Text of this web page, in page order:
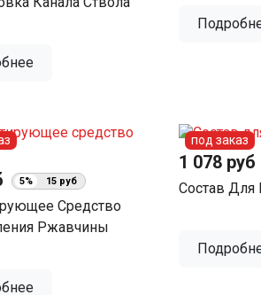
5% 15 руб
Средство
Ржавчины
1 078 руб
Состав Для
под заказ